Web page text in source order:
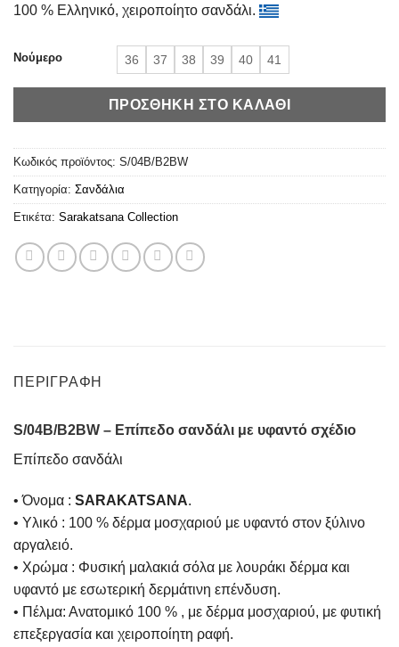
100 % Ελληνικό, χειροποίητο σανδάλι.
Νούμερο 36 37 38 39 40 41
ΠΡΟΣΘΉΚΗ ΣΤΟ ΚΑΛΆΘΙ
Κωδικός προϊόντος: S/04B/B2BW
Κατηγορία: Σανδάλια
Ετικέτα: Sarakatsana Collection
ΠΕΡΙΓΡΑΦΉ
S/04B/B2BW – Επίπεδο σανδάλι με υφαντό σχέδιο
Επίπεδο σανδάλι
• Όνομα : SARAKATSANA.
• Υλικό : 100 % δέρμα μοσχαριού με υφαντό στον ξύλινο
αργαλειό.
• Χρώμα : Φυσική μαλακιά σόλα με λουράκι δέρμα και
υφαντό με εσωτερική δερμάτινη επένδυση.
• Πέλμα: Ανατομικό 100 % , με δέρμα μοσχαριού, με φυτική
επεξεργασία και χειροποίητη ραφή.